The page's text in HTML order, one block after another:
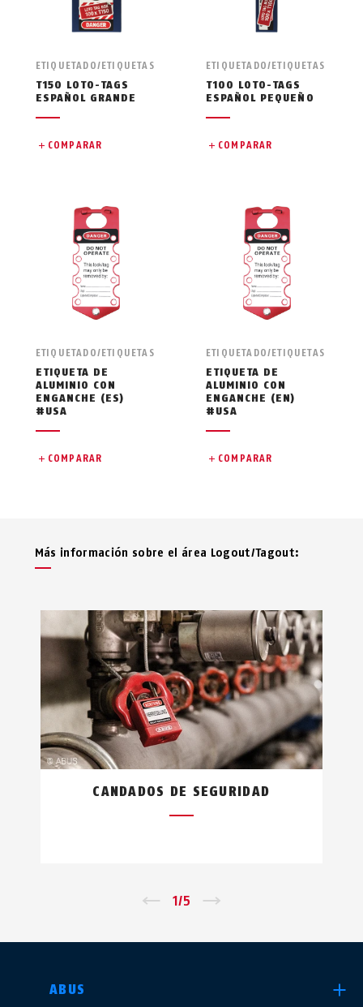
ETIQUETADO/ETIQUETAS
T150 LOTO-TAGS
ESPAÑOL GRANDE
COMPARAR
ETIQUETADO/ETIQUETAS
T100 LOTO-TAGS
ESPAÑOL PEQUEÑO
COMPARAR
ETIQUETADO/ETIQUETAS
ETIQUETA DE
ALUMINIO CON
ENGANCHE (ES)
#USA
COMPARAR
ETIQUETADO/ETIQUETAS
ETIQUETA DE
ALUMINIO CON
ENGANCHE (EN)
#USA
COMPARAR
Más información sobre el área Logout/Tagout:
CANDADOS DE SEGURIDAD
1/5
ABUS
SELECCIONE UN PAÍS